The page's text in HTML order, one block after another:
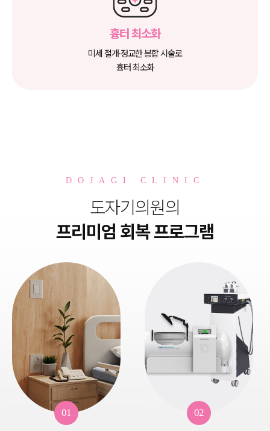
흉터 최소화
미세 절개·정교한 봉합 시술로
흉터 최소화
DOJAGI CLINIC
도자기의원의
프리미엄 회복 프로그램
01 02